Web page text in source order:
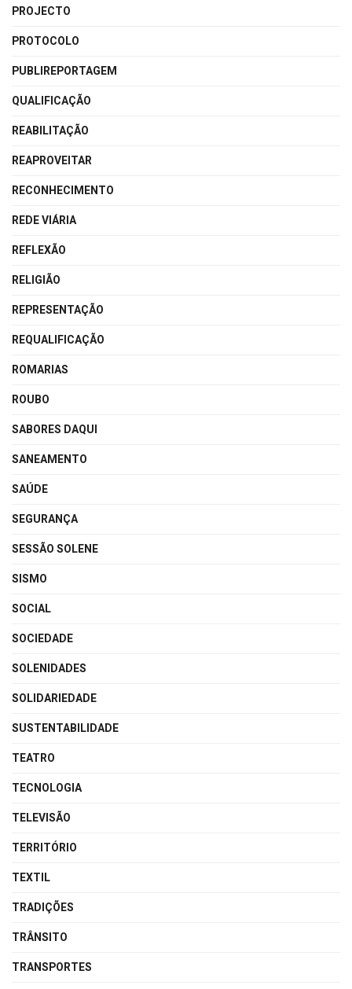
PROJECTO
PROTOCOLO
PUBLIREPORTAGEM
QUALIFICAÇÃO
REABILITAÇÃO
REAPROVEITAR
RECONHECIMENTO
REDE VIÁRIA
REFLEXÃO
RELIGIÃO
REPRESENTAÇÃO
REQUALIFICAÇÃO
ROMARIAS
ROUBO
SABORES DAQUI
SANEAMENTO
SAÚDE
SEGURANÇA
SESSÃO SOLENE
SISMO
SOCIAL
SOCIEDADE
SOLENIDADES
SOLIDARIEDADE
SUSTENTABILIDADE
TEATRO
TECNOLOGIA
TELEVISÃO
TERRITÓRIO
TEXTIL
TRADIÇÕES
TRÂNSITO
TRANSPORTES